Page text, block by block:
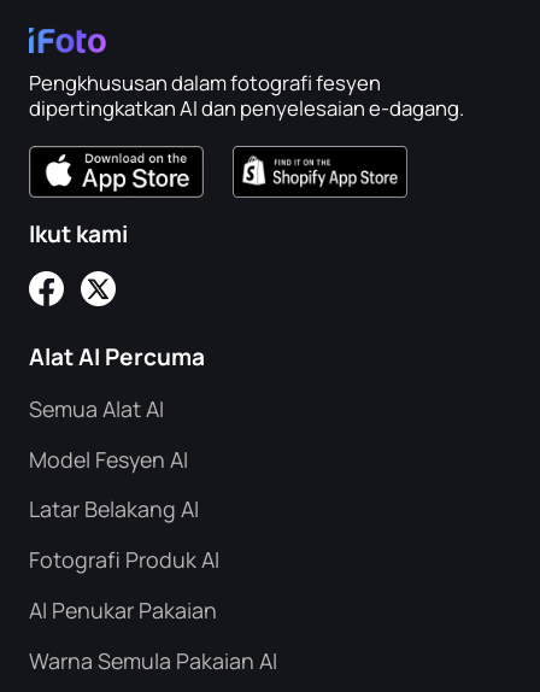
Pengkhususan dalam fotografi fesyen
dipertingkatkan AI dan penyelesaian e-dagang.
Ikut kami
Alat AI Percuma
Semua Alat AI
Model Fesyen AI
Latar Belakang AI
Fotografi Produk AI
AI Penukar Pakaian
Warna Semula Pakaian AI